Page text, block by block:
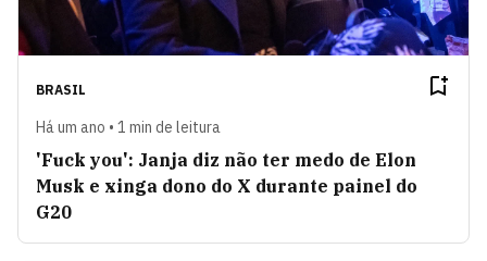
BRASIL
Há um ano • 1 min de leitura
'Fuck you': Janja diz não ter medo de Elon
Musk e xinga dono do X durante painel do
G20